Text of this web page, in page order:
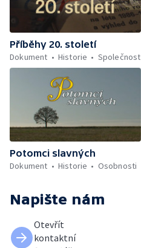
Příběhy 20. století
Dokument
Historie Společnost
Potomci slavných
Dokument
Historie Osobnosti
Napište nám
Otevřít
kontaktní